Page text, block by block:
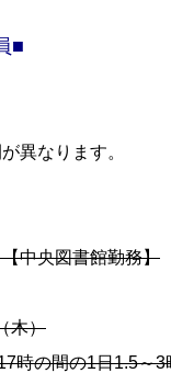
■
異なります。
中央図書館勤務】
木）
の間の1日1.5～3